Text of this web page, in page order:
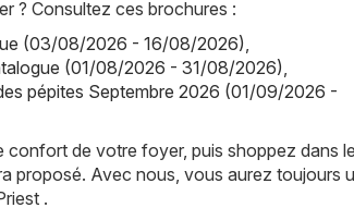
? Consultez ces brochures :
(03/08/2026 - 16/08/2026)
(01/08/2026 - 31/08/2026)
pépites Septembre 2026 (01/09/2026 -
confort de votre foyer, puis shoppez dans
proposé. Avec nous, vous aurez toujours
.